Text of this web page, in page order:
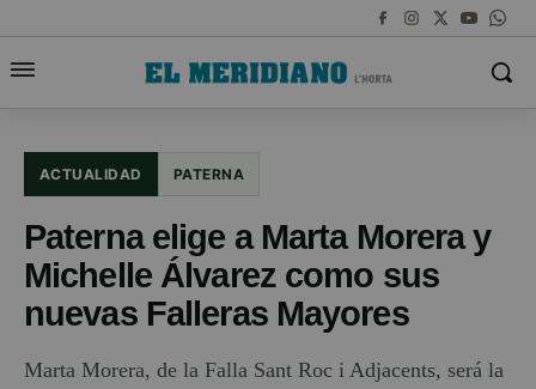
ACTUALIDAD PATERNA
Paterna elige a Marta Morera y
Michelle Álvarez como sus
nuevas Falleras Mayores
Marta Morera, de la Falla Sant Roc i Adjacents, será la